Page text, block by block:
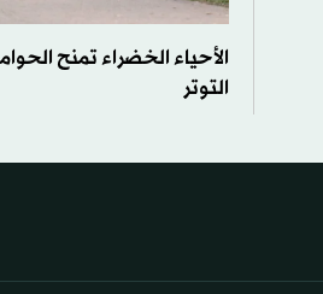
الأحياء الخضراء تمنح
التوتر